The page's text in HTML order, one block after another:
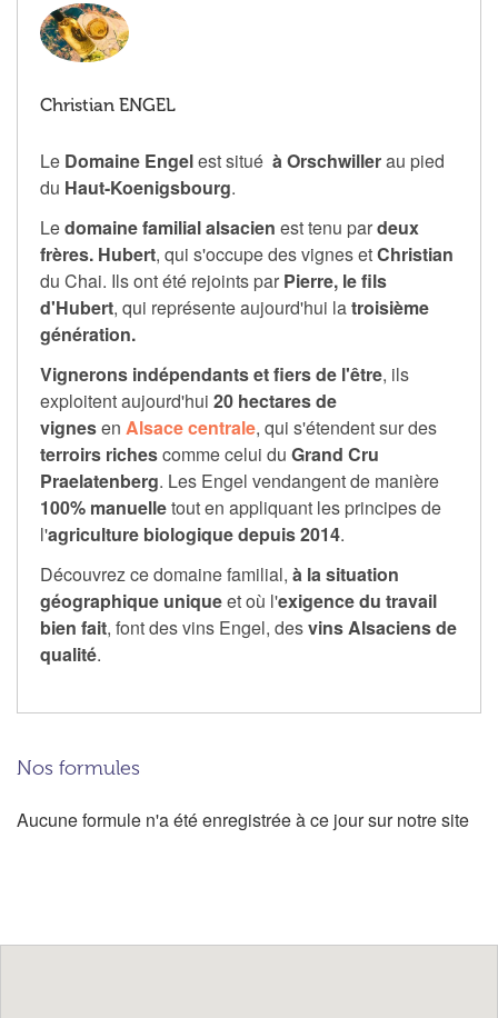
Christian ENGEL
Le Domaine Engelest situé à Orschwillerau pied
du Haut-Koenigsbourg.
Ledomaine familial alsacien est tenu pardeux
frères. Hubert, qui s'occupe des vignes etChristian
du Chai. Ils ont été rejoints par Pierre, le fils
d'Hubert, qui représente aujourd'hui latroisième
génération.
Vignerons indépendants et fiers de l'être, ils
exploitent aujourd'hui 20 hectares de
vignesen Alsace centrale, qui s'étendent sur des
terroirs richescomme celui du Grand Cru
Praelatenberg. Les Engel vendangent de manière
100% manuelletout en appliquant les principes de
l'agriculture biologique depuis 2014.
Découvrez ce domaine familial, à la situation
géographique uniqueet où l'exigence du travail
bien fait, font des vins Engel, desvins Alsaciens de
qualité.
Nos formules
Aucune formule n'a été enregistrée à ce jour sur notre site